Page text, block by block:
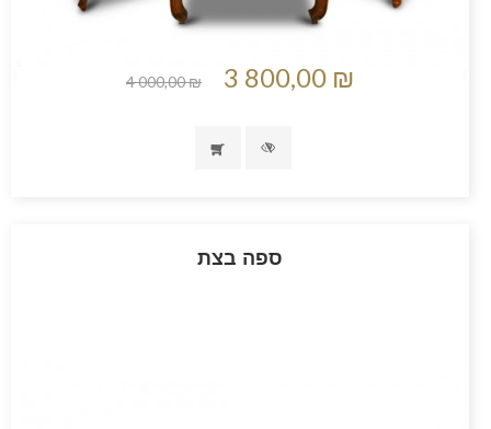
4 000,00 ₪ 3 800,00 ₪
ספה בצת